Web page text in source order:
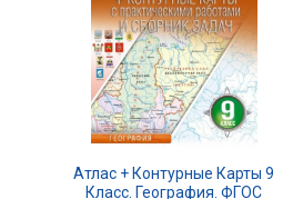
Атлас + Контурные Карты 9
Класс. География. ФГОС